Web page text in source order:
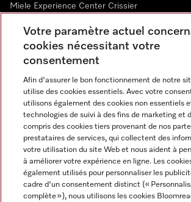
Miele Experience Center Crissier
Newsletter
Langue
FRANÇAIS
Votre paramètre actuel
cookies nécessitant votre
consentement
Afin d'assurer le bon fonctionnement de notre
utilise des cookies essentiels. Avec votre
utilisons également des cookies non essentiels
technologies de suivi à des fins de marketing et
compris des cookies tiers provenant de nos
prestataires de services, qui collectent des
votre utilisation du site Web et nous aident à
à améliorer votre expérience en ligne. Les
également utilisés pour personnaliser les
cadre d'un consentement distinct («
complète »), nous utilisons les cookies